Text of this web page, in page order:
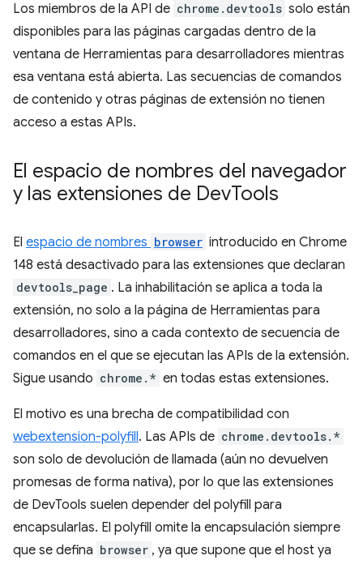
Los miembros de la API de chrome.devtools solo están
disponibles para las páginas cargadas dentro de la
ventana de Herramientas para desarrolladores mientras
esa ventana está abierta. Las secuencias de comandos
de contenido y otras páginas de extensión no tienen
acceso a estas APIs.
El espacio de nombres del navegador
y las extensiones de DevTools
El espacio de nombres browser introducido en Chrome
148 está desactivado para las extensiones que declaran
devtools_page . La inhabilitación se aplica a toda la
extensión, no solo a la página de Herramientas para
desarrolladores, sino a cada contexto de secuencia de
comandos en el que se ejecutan las APIs de la extensión.
Sigue usando chrome.* en todas estas extensiones.
El motivo es una brecha de compatibilidad con
webextension-polyfill. Las APIs de chrome.devtools.*
son solo de devolución de llamada (aún no devuelven
promesas de forma nativa), por lo que las extensiones
de DevTools suelen depender del polyfill para
encapsularlas. El polyfill omite la encapsulación siempre
que se defina browser , ya que supone que el host ya